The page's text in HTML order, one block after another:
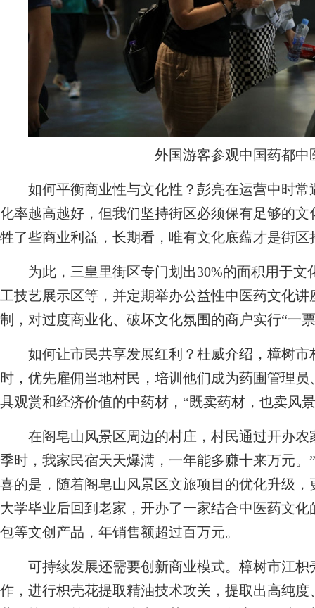
外国游客参观中国药都中
如何平衡商业性与文化性？彭亮在运营中时常
化率越高越好，但我们坚持街区必须保有足够的
牲了些商业利益，长期看，唯有文化底蕴才是街区
为此，三皇里街区专门划出30%的面积用于文
工技艺展示区等，并定期举办公益性中医药文化
制，对过度商业化、破坏文化氛围的商户实行“一
如何让市民共享发展红利？杜威介绍，樟树市
时，优先雇佣当地村民，培训他们成为药圃管理
具观赏和经济价值的中药材，“既卖药材，也卖风
在阁皂山风景区周边的村庄，村民通过开办农
季时，我家民宿天天爆满，一年能多赚十来万元
喜的是，随着阁皂山风景区文旅项目的优化升级
大学毕业后回到老家，开办了一家结合中医药文
包等文创产品，年销售额超过百万元。
可持续发展还需要创新商业模式。樟树市江枳
作，进行枳壳花提取精油技术攻关，提取出高纯